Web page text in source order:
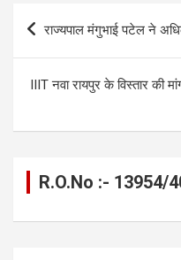
o
k
g
er
A
p
Post
navigation
राज्यपाल मंगुभाई पटेल ने
IIIT नवा रायपुर के विस्तार की
R.O.No :- 13954/